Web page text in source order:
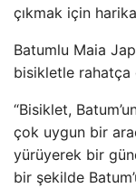
çıkmak için
Batumlu Maia
bisikletle
“Bisiklet,
çok uygun bir
yürüyerek bir
bir şekilde